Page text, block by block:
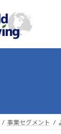
事業セグメント